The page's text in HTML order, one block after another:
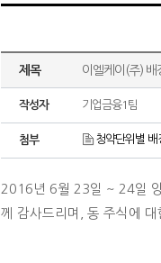
제목 이엘케이(주) 배
작성자 기업금융1팀
첨부 청약단위별 배
2016년 6월 23일 ~ 24일
께 감사드리며, 동 주식에